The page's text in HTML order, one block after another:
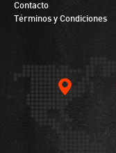
Contacto
Términos y Condiciones